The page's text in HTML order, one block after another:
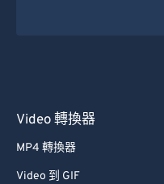
Video 轉換器
MP4 轉換器
Video 到 GIF